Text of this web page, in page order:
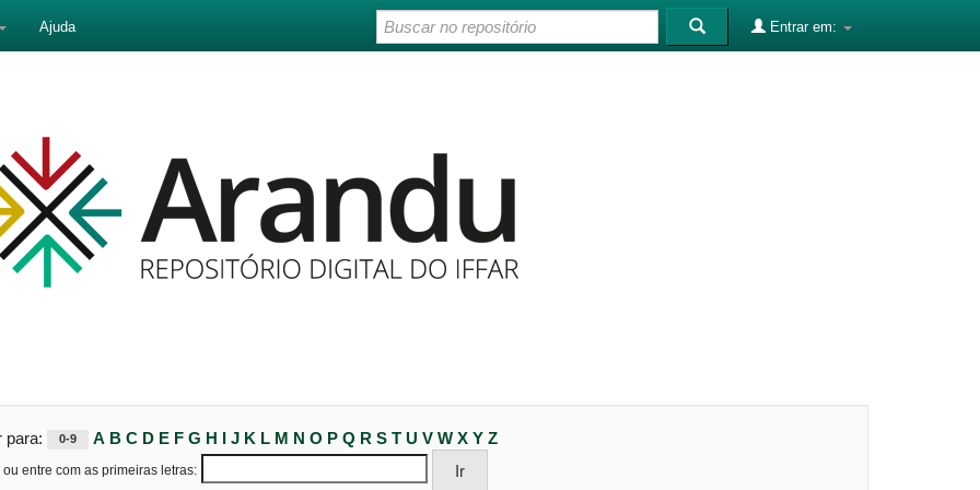
Ajuda Entrar em:
para: 0-9 A B C D E F G H I J K L M N O P Q R S T U V W X Y Z
ou entre com as primeiras letras: